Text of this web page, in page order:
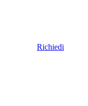
Richiedi